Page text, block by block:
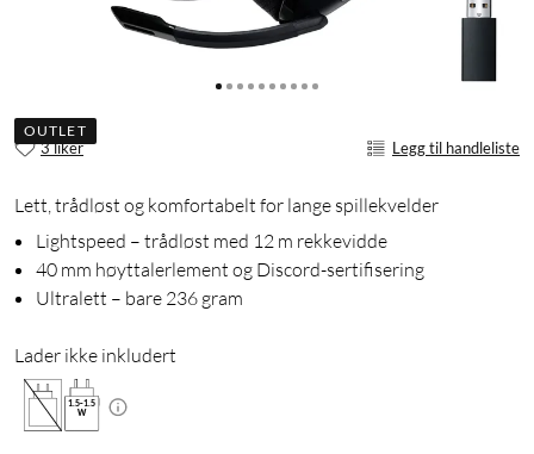
OUTLET
3 liker Legg til handleliste
Lett, trådløst og komfortabelt for lange spillekvelder
Lightspeed – trådløst med 12 m rekkevidde
40 mm høyttalerlement og Discord-sertifisering
Ultralett – bare 236 gram
Lader ikke inkludert
1.5-1.5
W